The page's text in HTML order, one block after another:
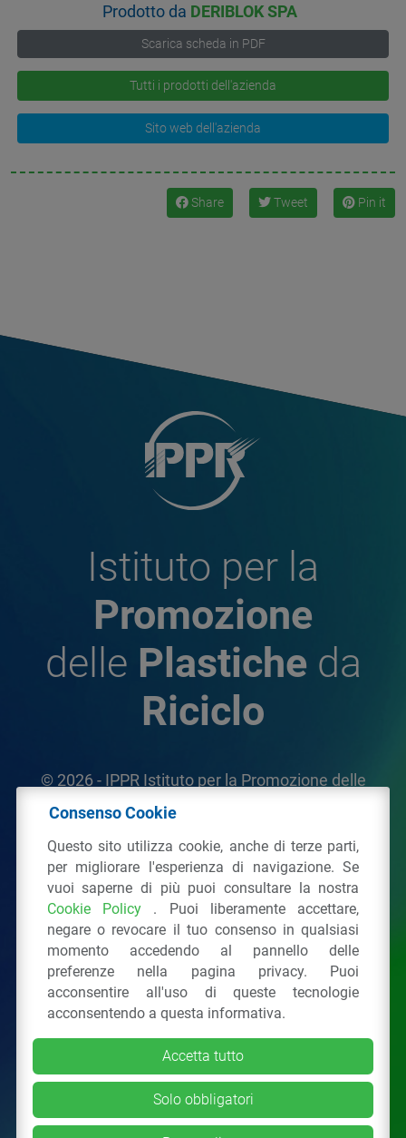
Prodotto da DERIBLOK SPA
Scarica scheda in PDF
Tutti i prodotti dell'azienda
Sito web dell'azienda
Share Tweet Pin it
Istituto per la
Promozione
delle Plastiche da
Riciclo
© 2026 - IPPR Istituto per la Promozione delle
Plastiche da Riciclo
Via San Vittore 36 20123 Milano(MI)
Tel.: 02 43928225.
Tutti i diritti riservatiPrivacy Policy& Cookie
Consenso Cookie
Questo sito utilizza cookie, anche di terze parti,
per migliorare l'esperienza di navigazione. Se
vuoi saperne di più puoi consultare la nostra
Cookie Policy . Puoi liberamente accettare,
negare o revocare il tuo consenso in qualsiasi
momento accedendo al pannello delle
preferenze nella pagina privacy. Puoi
acconsentire all'uso di queste tecnologie
acconsentendo a questa informativa.
Accetta tutto
Solo obbligatori